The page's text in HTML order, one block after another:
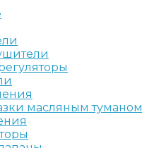
масляным туманом